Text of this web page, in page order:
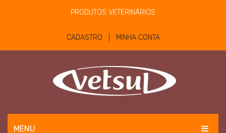
PRODUTOS VETERINÁRIOS
CADASTRO | MINHA CONTA
MENU